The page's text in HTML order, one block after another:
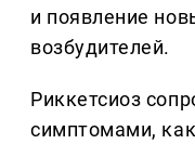
и появление
возбудителей.
Риккетсиоз
симптомами,